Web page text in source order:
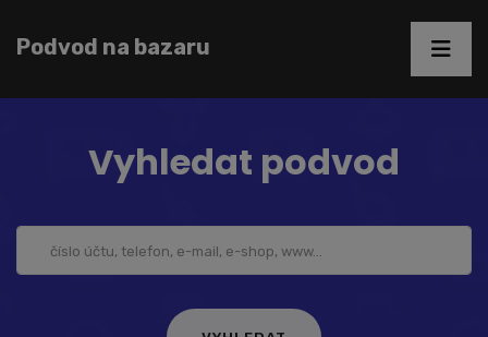
Podvod na bazaru
Vyhledat podvod